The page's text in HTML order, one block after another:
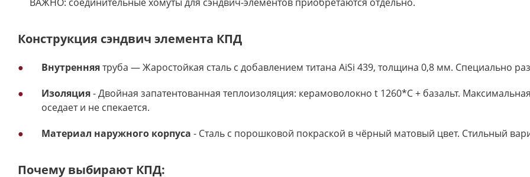
Конструкция сэндвич элемента КПД
Внутренняятруба — Жаростойкая сталь с добавлением титана AiSi 439, толщина 0,8 мм. Специально
Изоляция- Двойная запатентованная теплоизоляция: керамоволокно t 1260*C + базальт.
оседает и не спекается.
Материал наружного корпуса - Сталь с порошковой покраской в чёрный матовый цвет. Стильный
Почему выбирают КПД: